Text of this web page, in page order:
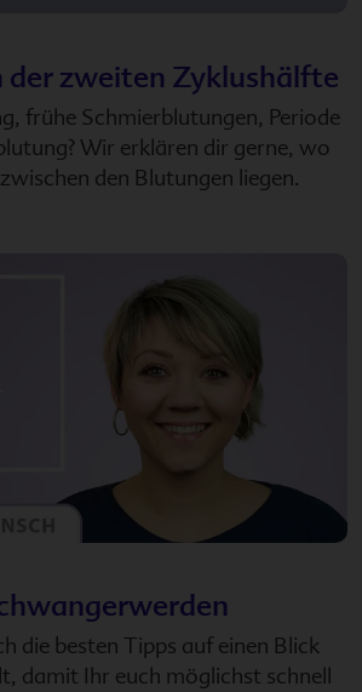
der zweiten Zyklushälfte
frühe Schmierblutungen, Periode
Wir erklären dir gerne, wo
den Blutungen liegen.
die besten Tipps auf einen Blick
damit Ihr euch möglichst schnell